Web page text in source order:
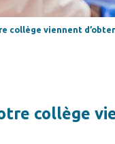
collège viennent
collège